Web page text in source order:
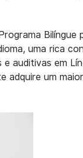
Bilíngue
uma rica
auditivas em
adquire um